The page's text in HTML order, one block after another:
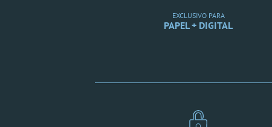
EXCLUSIVO PARA
PAPEL + DIGITAL